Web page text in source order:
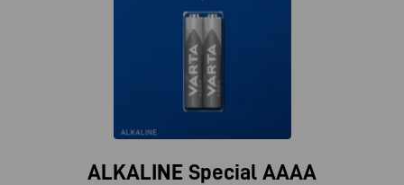
ALKALINE Special AAAA